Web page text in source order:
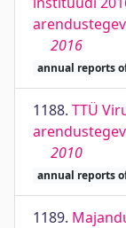
2016
annual reports
1188. TTÜ
2010
annual reports
1189.